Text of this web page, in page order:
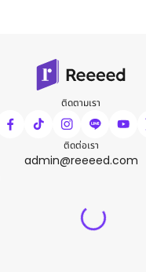
ติดตามเรา
ติดต่อเรา
admin@reeeed.com